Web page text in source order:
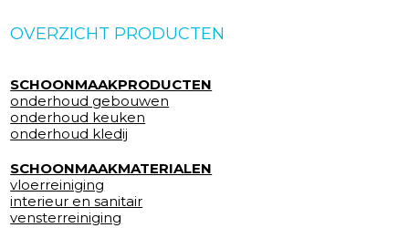
OVERZICHT PRODUCTEN
SCHOONMAAKPRODUCTEN
onderhoud gebouwen
onderhoud keuken
onderhoud kledij
SCHOONMAAKMATERIALEN
vloerreiniging
interieur en sanitair
vensterreiniging